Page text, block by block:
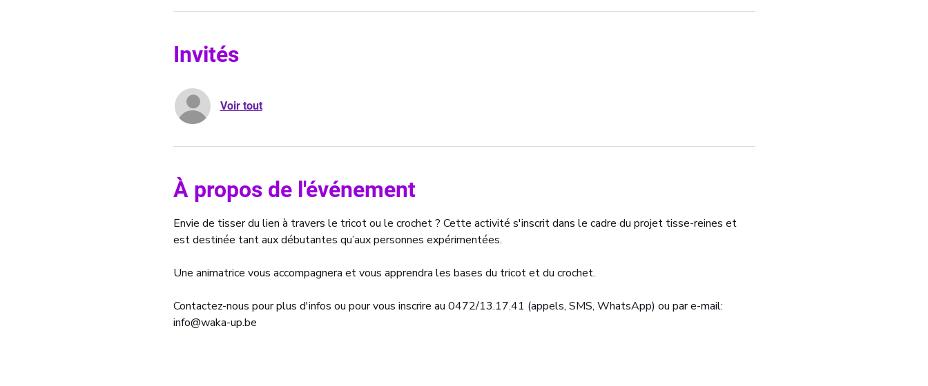
Invités
Voir tout
À propos de l'événement
Envie de tisser du lien à travers le tricot ou le crochet ? Cette activité s'inscrit dans le cadre du projet tisse-reines et
est destinée tant aux débutantes qu’aux personnes expérimentées.
Une animatrice vous accompagnera et vous apprendra les bases du tricot et du crochet.
Contactez-nous pour plus d'infos ou pour vous inscrire au 0472/13.17.41 (appels, SMS, WhatsApp) ou par e-mail:
info@waka-up.be